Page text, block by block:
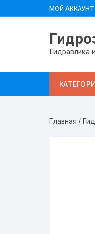
к
МОЙ АККАУНТ
Гидравлика
Главная /